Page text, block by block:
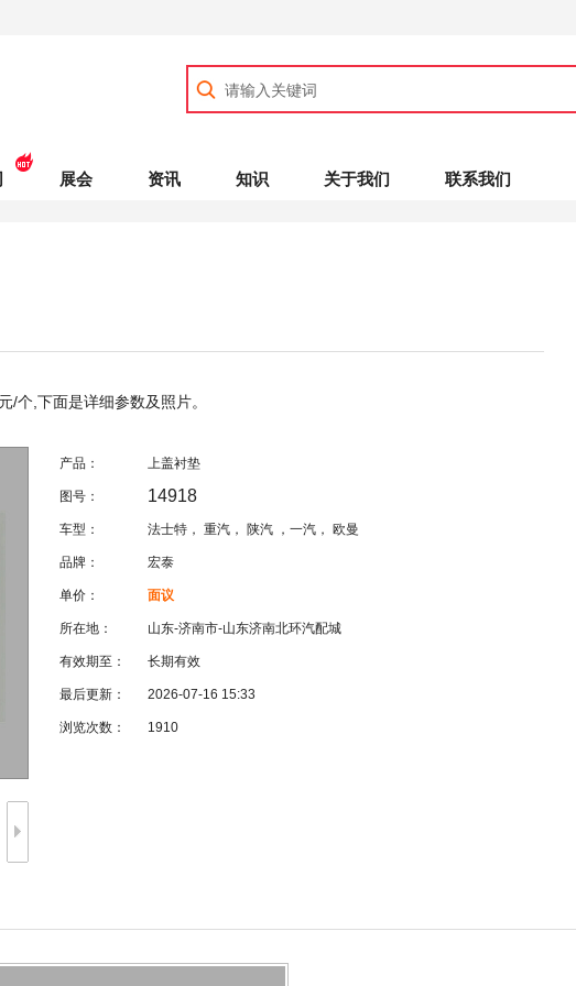
展会 资讯 知识 关于我们 联系我们
/个,下面是详细参数及照片。
产品： 上盖衬垫
图号： 14918
车型： 法士特， 重汽， 陕汽 ，一汽， 欧曼
品牌： 宏泰
单价： 面议
所在地： 山东-济南市-山东济南北环汽配城
有效期至： 长期有效
最后更新： 2026-07-16 15:33
浏览次数： 1910